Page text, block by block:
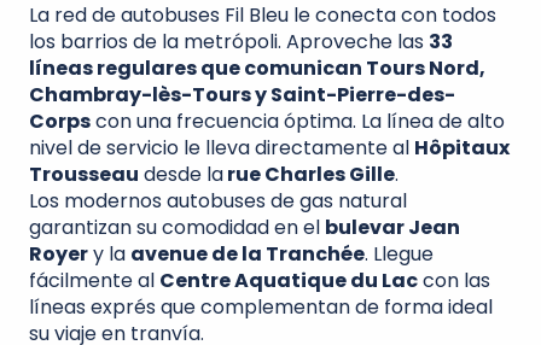
La red de autobuses Fil Bleu le conecta con todos
los barrios de la metrópoli. Aproveche las 33
líneas regulares que comunican Tours Nord,
Chambray-lès-Tours y Saint-Pierre-des-
Corpscon una frecuencia óptima. La línea de alto
nivel de servicio le lleva directamente al Hôpitaux
Trousseau desde larue Charles Gille.
Los modernos autobuses de gas natural
garantizan su comodidad en el bulevar Jean
Royery la avenue de la Tranchée. Llegue
fácilmente al Centre Aquatique du Laccon las
líneas exprés que complementan de forma ideal
su viaje en tranvía.